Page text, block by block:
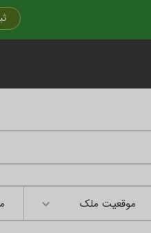
موقعیت ملک